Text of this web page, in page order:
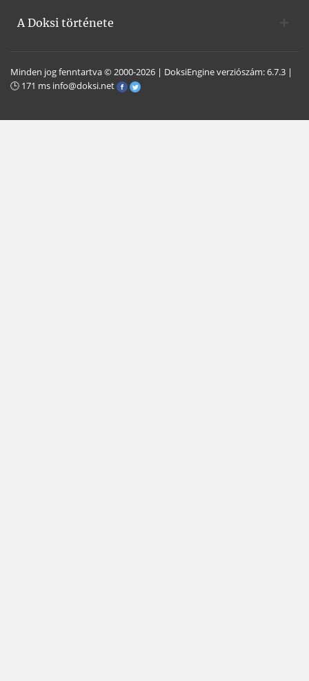
A Doksi története
Minden jog fenntartva © 2000-2026 | DoksiEngine verziószám: 6.7.3 |
🕒 171 ms info@doksi.net